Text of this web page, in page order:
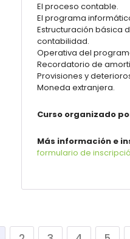
El proceso contable.
El programa
Estructuración básica
contabilidad.
Operativa del
Recordatorio de
Provisiones y
Moneda extranjera.
Curso organizado
Más información e
formulario de